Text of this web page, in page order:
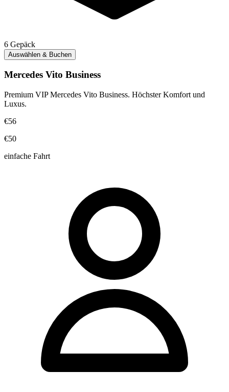
6 Gepäck
Auswählen & Buchen
Mercedes Vito Business
Premium VIP Mercedes Vito Business. Höchster Komfort und
Luxus.
€56
€50
einfache Fahrt